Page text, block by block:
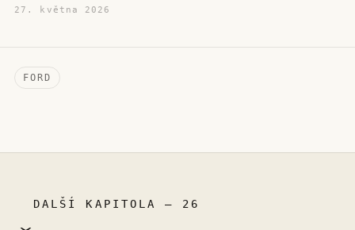
27. května 2026
FORD
DALŠÍ KAPITOLA – 26